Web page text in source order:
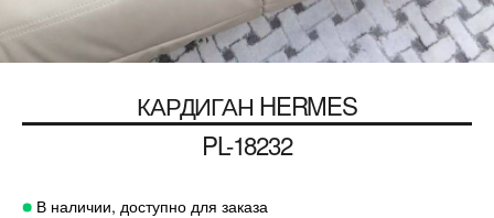
КАРДИГАН HERMES
PL-18232
В наличии, доступно для заказа